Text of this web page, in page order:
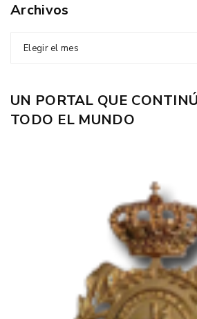
Archivos
Elegir el mes
UN PORTAL QUE
TODO EL MUNDO